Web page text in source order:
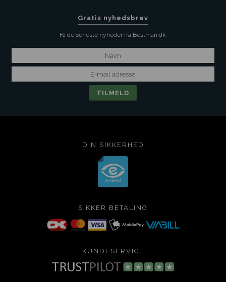
Gratis nyhedsbrev
Få de seneste nyheder fra Bestman.dk
DIN SIKKERHED
SIKKER BETALING
KUNDESERVICE